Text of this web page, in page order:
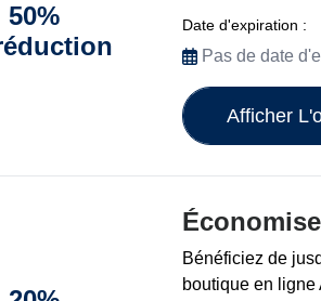
50%
Date d'expiration :
Pas de date
Afficher
Bénéficiez de
boutique en ligne